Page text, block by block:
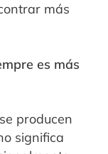
más
es más
producen
significa